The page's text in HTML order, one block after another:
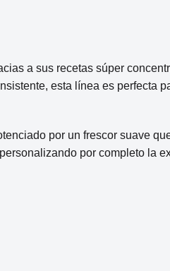
a sus recetas súper
esta línea es perfecta
por un frescor suave
por completo la